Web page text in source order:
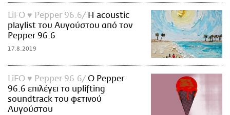
LiFO ♥ Pepper 96.6
Η acoustic
playlist του Αυγούστου από τον
Pepper 96.6
17.8.2019
LiFO ♥ Pepper 96.6
Ο Pepper
96.6 επιλέγει το uplifting
soundtrack του φετινού
Αυγούστου